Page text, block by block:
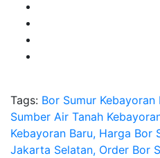
Tags: Bor Sumur
Sumber Air Tanah
Kebayoran Baru, Harga Bor
Jakarta Selatan, Order Bor